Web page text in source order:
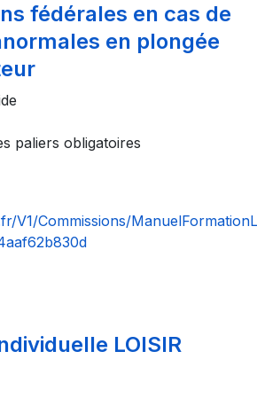
fédérales en cas de
en plongée
paliers obligatoires
V1/Commissions/
LOISIR